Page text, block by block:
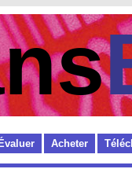
Évaluer Acheter